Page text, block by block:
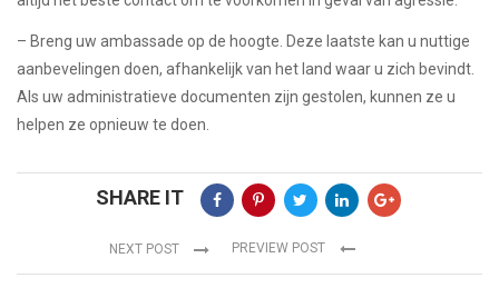
– Breng uw ambassade op de hoogte. Deze laatste kan u nuttige
aanbevelingen doen, afhankelijk van het land waar u zich bevindt.
Als uw administratieve documenten zijn gestolen, kunnen ze u
helpen ze opnieuw te doen.
SHARE IT
PREVIEW POST
NEXT POST